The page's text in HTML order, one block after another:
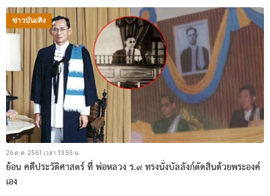
ข่าวบันเทิง
26 ต.ค. 2561 เวลา 13:55 น.
ย้อน คดีประวัติศาสตร์ ที่ พ่อหลวง ร.๙ ทรงนั่งบัลลังก์ตัดสินด้วยพระองค์
เอง